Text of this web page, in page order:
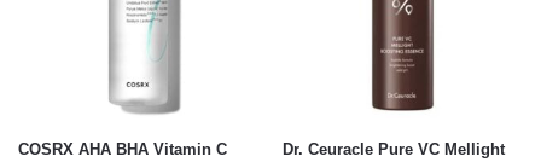
COSRX AHA BHA Vitamin C
Dr. Ceuracle Pure VC Mellight